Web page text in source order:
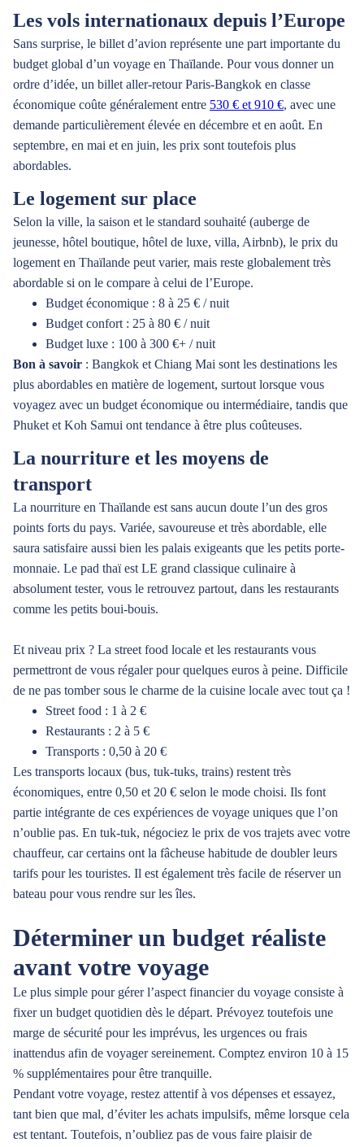
Les vols internationaux depuis l’Europe
Sans surprise, le billet d’avion représente une part importante du
budget global d’un voyage en Thaïlande. Pour vous donner un
ordre d’idée, un billet aller-retour Paris-Bangkok en classe
économique coûte généralement entre 530 € et 910 €, avec une
demande particulièrement élevée en décembre et en août. En
septembre, en mai et en juin, les prix sont toutefois plus
abordables.
Le logement sur place
Selon la ville, la saison et le standard souhaité (auberge de
jeunesse, hôtel boutique, hôtel de luxe, villa, Airbnb), le prix du
logement en Thaïlande peut varier, mais reste globalement très
abordable si on le compare à celui de l’Europe.
Budget économique : 8 à 25 € / nuit
Budget confort : 25 à 80 € / nuit
Budget luxe : 100 à 300 €+ / nuit
Bon à savoir : Bangkok et Chiang Mai sont les destinations les
plus abordables en matière de logement, surtout lorsque vous
voyagez avec un budget économique ou intermédiaire, tandis que
Phuket et Koh Samui ont tendance à être plus coûteuses.
La nourriture et les moyens de
transport
La nourriture en Thaïlande est sans aucun doute l’un des gros
points forts du pays. Variée, savoureuse et très abordable, elle
saura satisfaire aussi bien les palais exigeants que les petits porte-
monnaie. Le pad thaï est LE grand classique culinaire à
absolument tester, vous le retrouvez partout, dans les restaurants
comme les petits boui-bouis.
Et niveau prix ? La street food locale et les restaurants vous
permettront de vous régaler pour quelques euros à peine. Difficile
de ne pas tomber sous le charme de la cuisine locale avec tout ça !
Street food : 1 à 2 €
Restaurants : 2 à 5 €
Transports : 0,50 à 20 €
Les transports locaux (bus, tuk-tuks, trains) restent très
économiques, entre 0,50 et 20 € selon le mode choisi. Ils font
partie intégrante de ces expériences de voyage uniques que l’on
n’oublie pas. En tuk-tuk, négociez le prix de vos trajets avec votre
chauffeur, car certains ont la fâcheuse habitude de doubler leurs
tarifs pour les touristes. Il est également très facile de réserver un
bateau pour vous rendre sur les îles.
Déterminer un budget réaliste
avant votre voyage
Le plus simple pour gérer l’aspect financier du voyage consiste à
fixer un budget quotidien dès le départ. Prévoyez toutefois une
marge de sécurité pour les imprévus, les urgences ou frais
inattendus afin de voyager sereinement. Comptez environ 10 à 15
% supplémentaires pour être tranquille.
Pendant votre voyage, restez attentif à vos dépenses et essayez,
tant bien que mal, d’éviter les achats impulsifs, même lorsque cela
est tentant. Toutefois, n’oubliez pas de vous faire plaisir de